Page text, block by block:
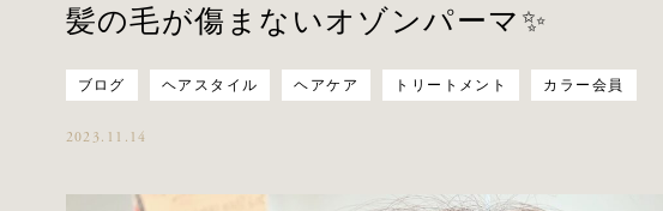
髪の毛が傷まないオゾンパーマ✨
ブログ ヘアスタイル ヘアケア トリートメント カラー会員
2023.11.14